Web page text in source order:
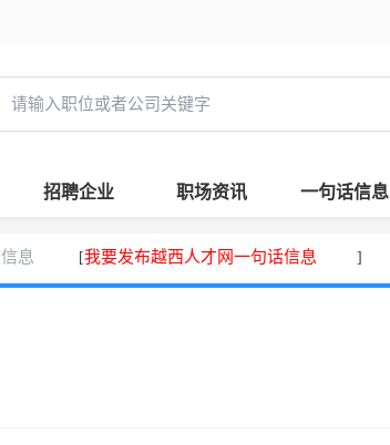
招聘企业 职场资讯 一句话信息
息 [我要发布越西人才网一句话信息 ]